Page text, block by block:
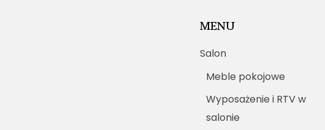
MENU
Salon
Meble pokojowe
Wyposażenie i RTV w
salonie